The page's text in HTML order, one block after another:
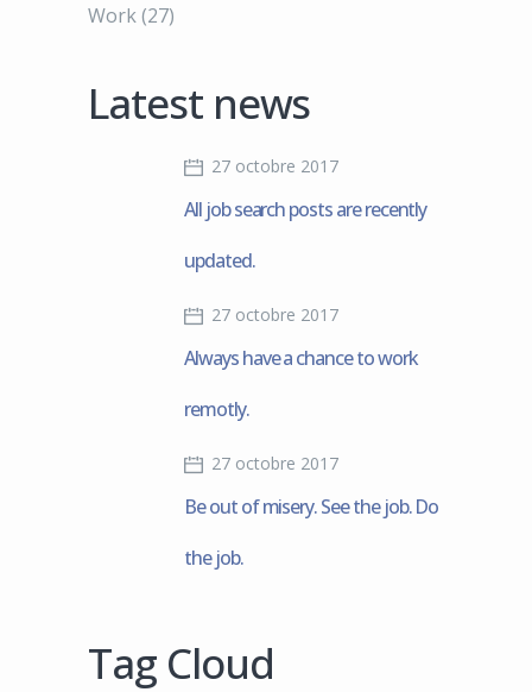
Work(27)
Latest news
27 octobre 2017
All job search posts are recently
updated.
27 octobre 2017
Always have a chance to work
remotly.
27 octobre 2017
Be out of misery. See the job. Do
the job.
Tag Cloud